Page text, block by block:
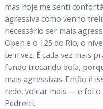
mas hoje me senti
agressiva como venho
necessário ser mais
Open e o 125 do Rio, o
tem vez. É cada vez mais
fundo trocando bola,
mais agressivas. Então é
rede, volear mais — e foi o
Pedretti.